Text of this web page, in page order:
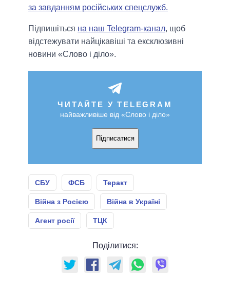
за завданням російських спецслужб.
Підпишіться на наш Telegram-канал, щоб
відстежувати найцікавіші та ексклюзивні
новини «Слово і діло».
ЧИТАЙТЕ У TELEGRAM
найважливіше від «Слово і діло»
Підписатися
СБУ ФСБ Теракт
Війна з Росією Війна в Україні
Агент росії ТЦК
Поділитися: